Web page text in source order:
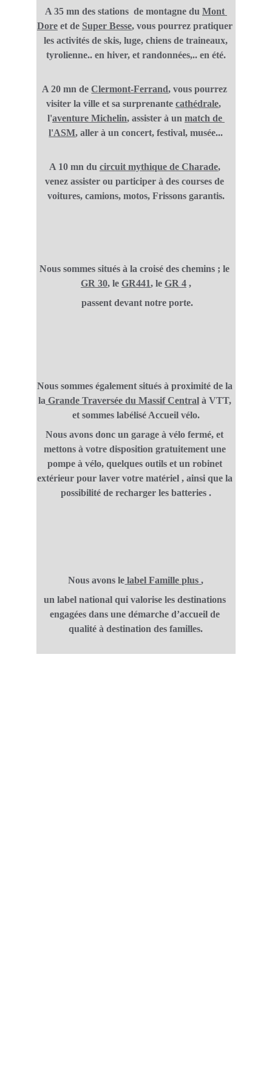
A 35 mn des stations  de montagne du Mont
Dore et de Super Besse, vous pourrez pratiquer
les activités de skis, luge, chiens de traineaux,
tyrolienne.. en hiver, et randonnées,.. en été.
A 20 mn de Clermont-Ferrand, vous pourrez
visiter la ville et sa surprenante cathédrale,
l'aventure Michelin, assister à un match de
l'ASM, aller à un concert, festival, musée...
A 10 mn du circuit mythique de Charade,
venez assister ou participer à des courses de
voitures, camions, motos, Frissons garantis.
Nous sommes situés à la croisé des chemins ; le
GR 30, le GR441, le GR 4 ,
passent devant notre porte.
Nous sommes également situés à proximité de la
la Grande Traversée du Massif Central à VTT,
et sommes labélisé Accueil vélo.
Nous avons donc un garage à vélo fermé, et
mettons à votre disposition gratuitement une
pompe à vélo, quelques outils et un robinet
extérieur pour laver votre matériel , ainsi que la
possibilité de recharger les batteries .
Nous avons le label Famille plus ,
un label national qui valorise les destinations
engagées dans une démarche d’accueil de
qualité à destination des familles.